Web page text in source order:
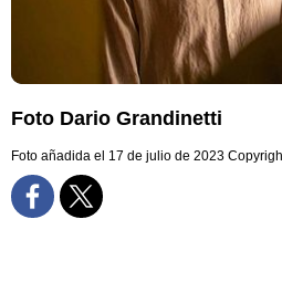
Foto Dario Grandinetti
Foto añadida el 17 de julio de 2023